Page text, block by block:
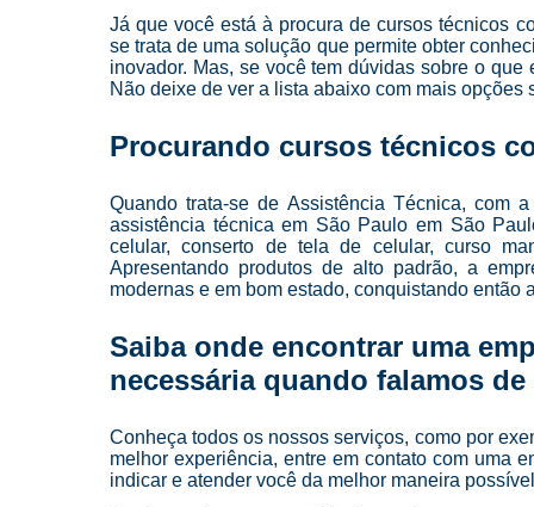
celulares
Manutenção
de celulares
celulares
telas
Já que você está à procura de cursos técnicos
se trata de uma solução que permite obter
inovador. Mas, se você tem dúvidas sobre o
Não deixe de ver a lista abaixo com mais opções
Procurando cursos técnicos
Quando trata-se de Assistência Técnica, com
assistência técnica em São Paulo em São
celular, conserto de tela de celular, curso
Apresentando produtos de alto padrão, a
modernas e em bom estado, conquistando então
Saiba onde encontrar uma
necessária quando falamos
Conheça todos os nossos serviços, como por
melhor experiência, entre em contato com uma
indicar e atender você da melhor maneira